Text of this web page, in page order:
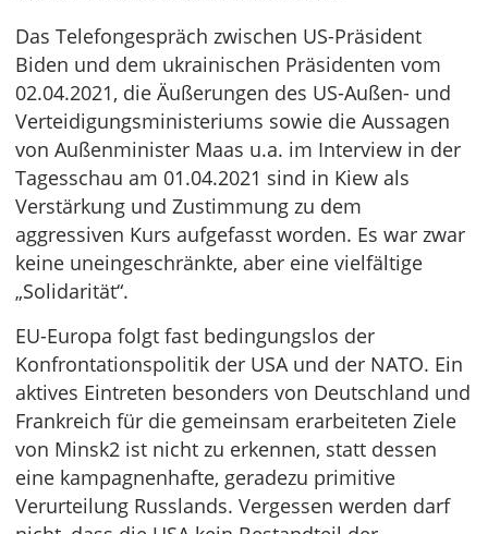
Das Telefongespräch zwischen US-Präsident
Biden und dem ukrainischen Präsidenten vom
02.04.2021, die Äußerungen des US-Außen- und
Verteidigungsministeriums sowie die Aussagen
von Außenminister Maas u.a. im Interview in der
Tagesschau am 01.04.2021 sind in Kiew als
Verstärkung und Zustimmung zu dem
aggressiven Kurs aufgefasst worden. Es war zwar
keine uneingeschränkte, aber eine vielfältige
„Solidarität“.
EU-Europa folgt fast bedingungslos der
Konfrontationspolitik der USA und der NATO. Ein
aktives Eintreten besonders von Deutschland und
Frankreich für die gemeinsam erarbeiteten Ziele
von Minsk2 ist nicht zu erkennen, statt dessen
eine kampagnenhafte, geradezu primitive
Verurteilung Russlands. Vergessen werden darf